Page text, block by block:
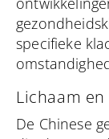
specifieke
Lichaam
De Chinese